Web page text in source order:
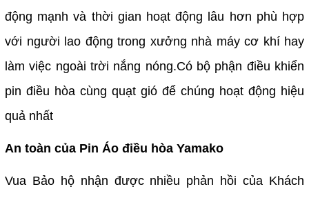
động mạnh và thời gian hoạt động lâu hơn phù hợp
với người lao động trong xưởng nhà máy cơ khí hay
làm việc ngoài trời nắng nóng.Có bộ phận điều khiển
pin điều hòa cùng quạt gió để chúng hoạt động hiệu
quả nhất
An toàn của Pin Áo điều hòa Yamako
Vua Bảo hộ nhận được nhiều phản hồi của Khách